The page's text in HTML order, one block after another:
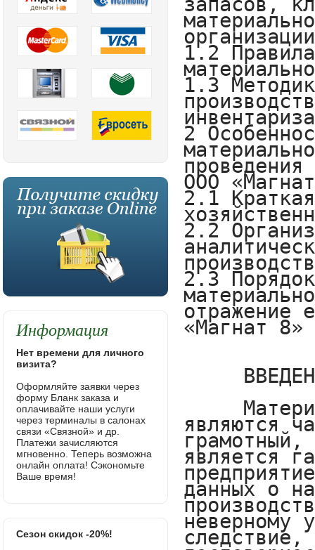
Информация
Нет времени для личного
визита?
Оформляйте заявки через
форму Бланк заказа и
оплачивайте наши услуги
через терминалы в салонах
связи «Связной» и др.
Платежи зачисляются
мгновенно. Теперь возможна
онлайн оплата! Сэкономьте
Ваше время!
Сезон скидок -20%!